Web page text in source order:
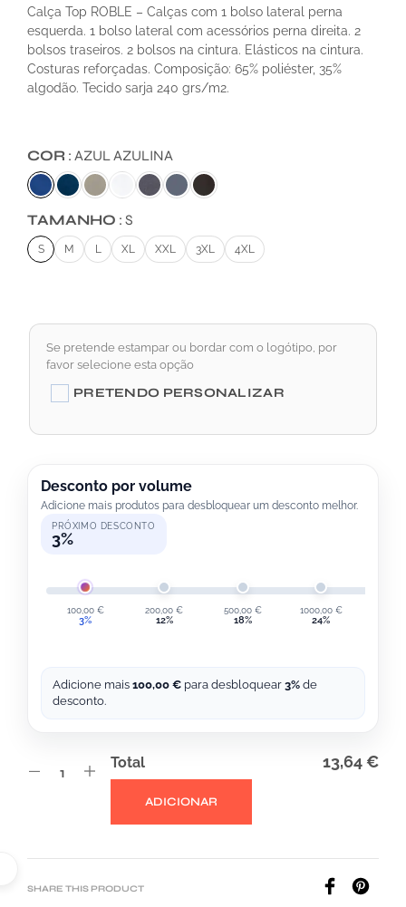
Calça Top ROBLE – Calças com 1 bolso lateral perna
esquerda. 1 bolso lateral com acessórios perna direita. 2
bolsos traseiros. 2 bolsos na cintura. Elásticos na cintura.
Costuras reforçadas. Composição: 65% poliéster, 35%
algodão. Tecido sarja 240 grs/m2.
COR AZUL AZULINA
TAMANHO S
S M L XL XXL 3XL 4XL
Se pretende estampar ou bordar com o logótipo, por
favor selecione esta opção
PRETENDO PERSONALIZAR
Desconto por volume
Adicione mais produtos para desbloquear um desconto melhor.
PRÓXIMO DESCONTO
3%
100,00 €
3%
200,00 €
12%
500,00 €
18%
1000,00 €
24%
Adicione mais 100,00 € para desbloquear 3% de
desconto.
Total 13,64 €
ADICIONAR
T
SHARE THIS PRODUCT